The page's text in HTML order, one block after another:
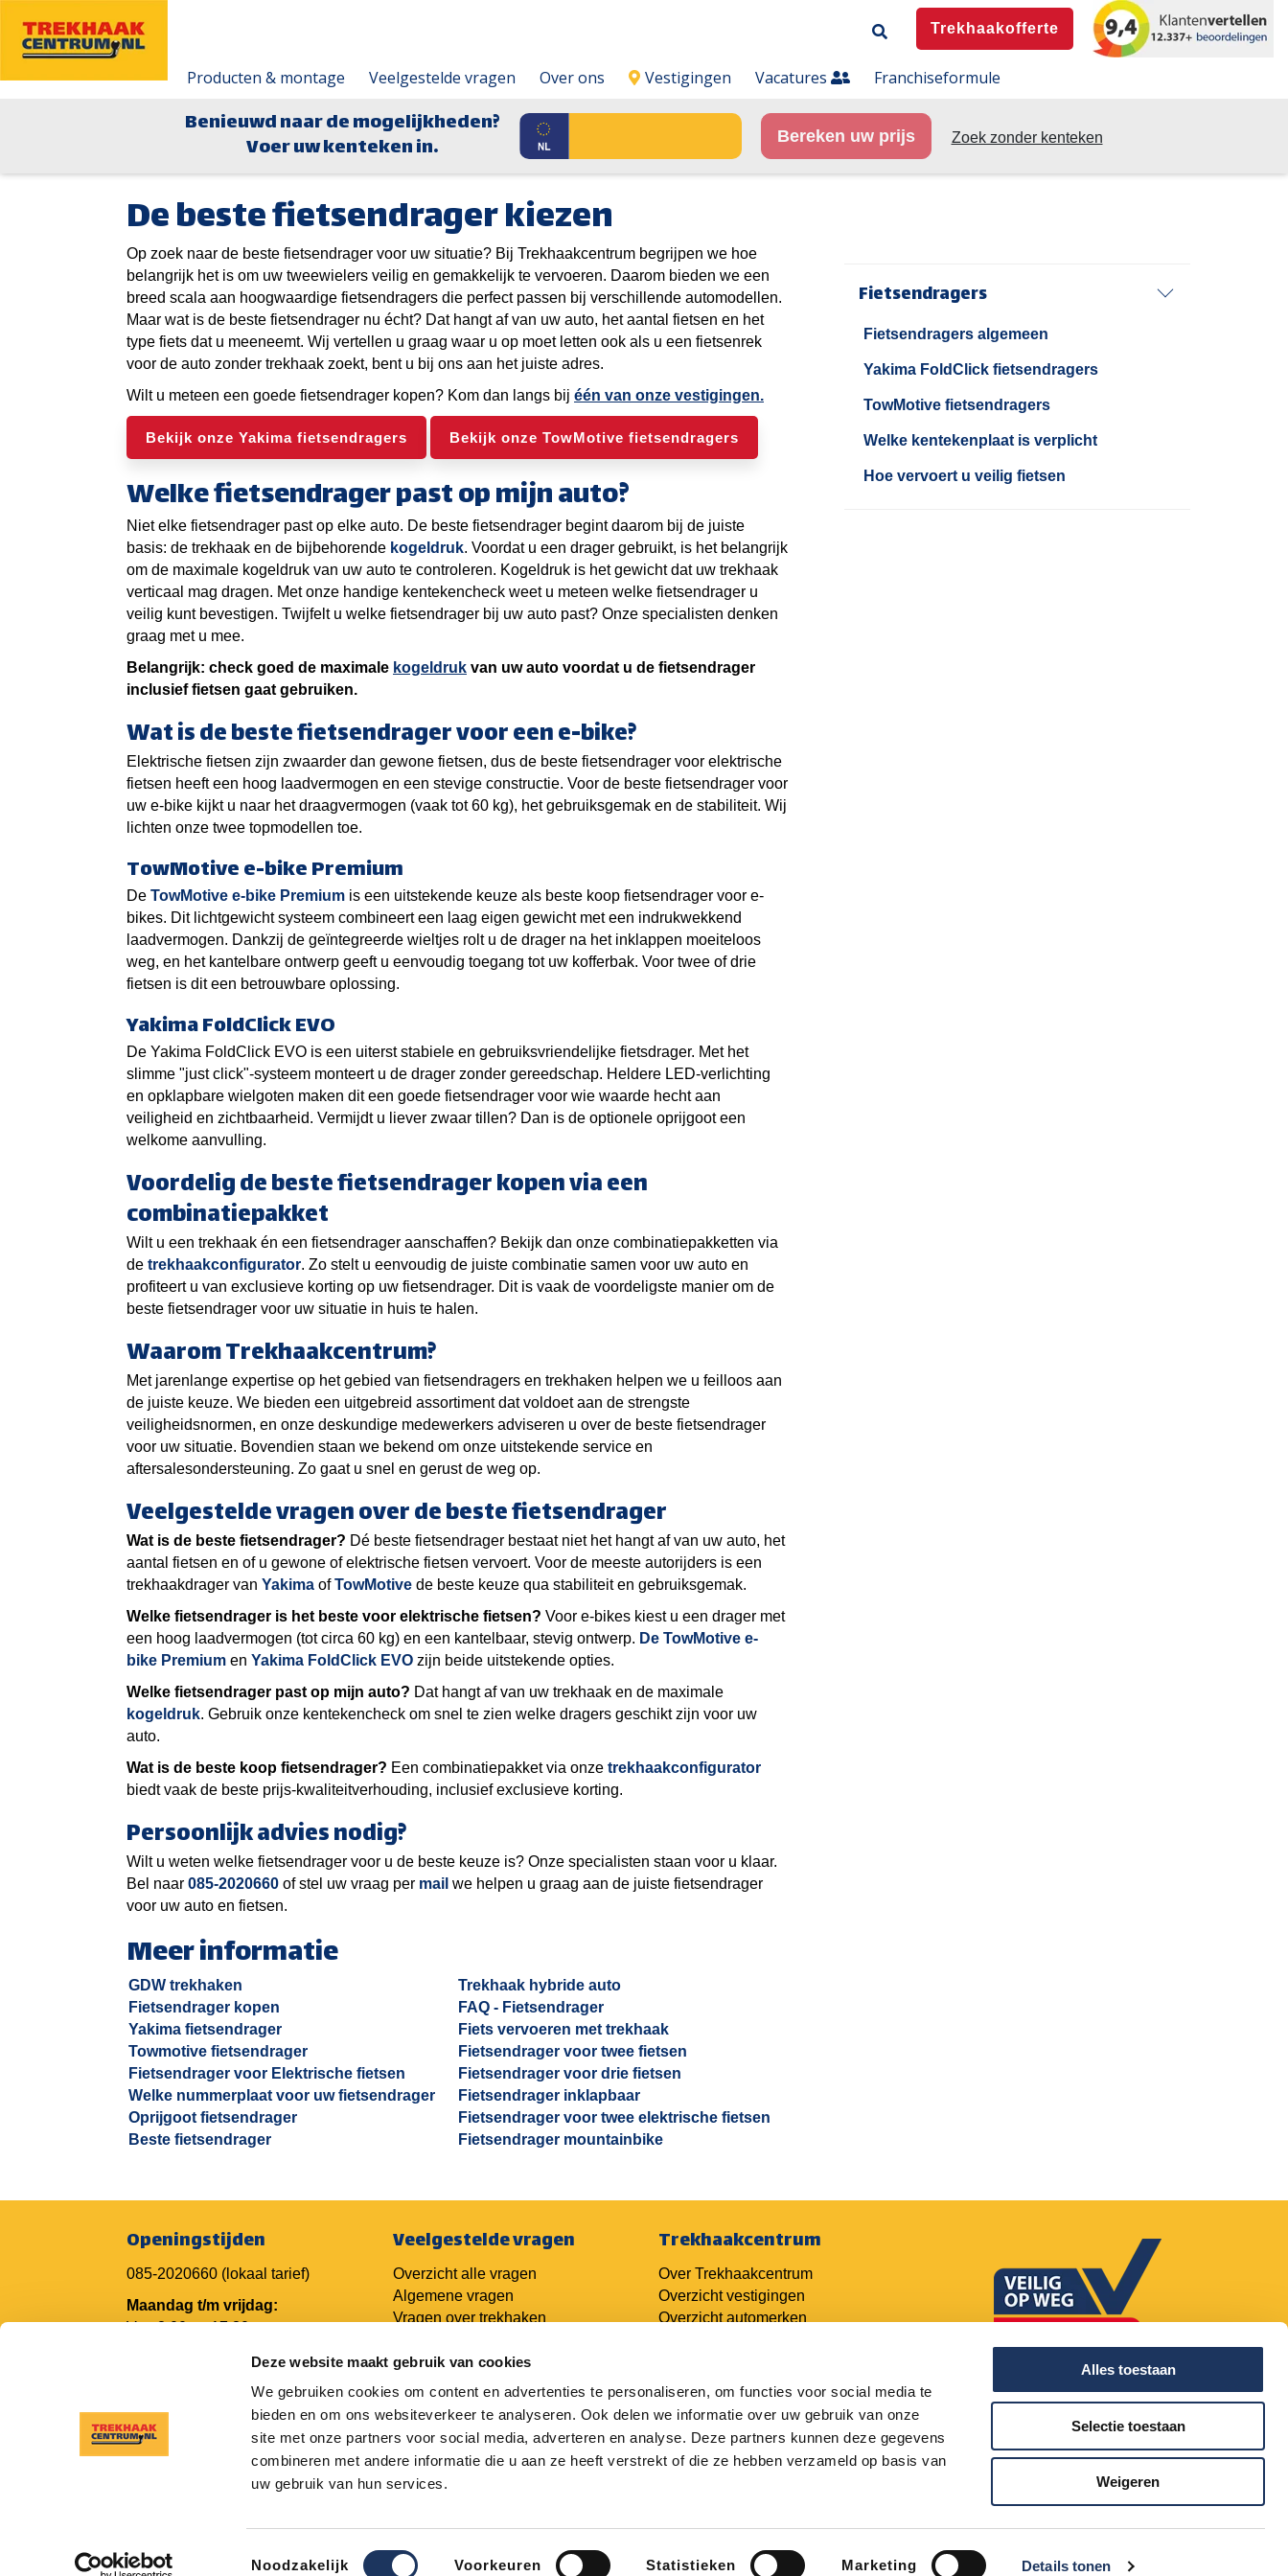
Deze website maakt gebruik van cookies
We gebruiken cookies om content en advertenties te personaliseren, om functies voor social media te
bieden en om ons websiteverkeer te analyseren. Ook delen we informatie over uw gebruik van onze
site met onze partners voor social media, adverteren en analyse. Deze partners kunnen deze gegevens
combineren met andere informatie die u aan ze heeft verstrekt of die ze hebben verzameld op basis van
uw gebruik van hun services.
Toestemmingsselectie
Noodzakelijk Voorkeuren Statistieken Marketing Details tonen
Alles toestaan
Selectie toestaan
Weigeren
Trekhaakofferte
Producten & montage Veelgestelde vragen Over ons Vestigingen Vacatures Franchiseformule
Benieuwd naar de mogelijkheden?
Voer uw kenteken in. Bereken uw prijs Zoek zonder kenteken
De beste fietsendrager kiezen
Op zoek naar de beste fietsendrager voor uw situatie? Bij Trekhaakcentrum begrijpen we hoe
belangrijk het is om uw tweewielers veilig en gemakkelijk te vervoeren. Daarom bieden we een
breed scala aan hoogwaardige fietsendragers die perfect passen bij verschillende automodellen.
Maar wat is de beste fietsendrager nu écht? Dat hangt af van uw auto, het aantal fietsen en het
type fiets dat u meeneemt. Wij vertellen u graag waar u op moet letten ook als u een fietsenrek
voor de auto zonder trekhaak zoekt, bent u bij ons aan het juiste adres.
Wilt u meteen een goede fietsendrager kopen? Kom dan langs bij één van onze vestigingen.
Bekijk onze Yakima fietsendragers Bekijk onze TowMotive fietsendragers
Welke fietsendrager past op mijn auto?
Niet elke fietsendrager past op elke auto. De beste fietsendrager begint daarom bij de juiste
basis: de trekhaak en de bijbehorende kogeldruk. Voordat u een drager gebruikt, is het belangrijk
om de maximale kogeldruk van uw auto te controleren. Kogeldruk is het gewicht dat uw trekhaak
verticaal mag dragen. Met onze handige kentekencheck weet u meteen welke fietsendrager u
veilig kunt bevestigen. Twijfelt u welke fietsendrager bij uw auto past? Onze specialisten denken
graag met u mee.
Belangrijk: check goed de maximale kogeldruk van uw auto voordat u de fietsendrager
inclusief fietsen gaat gebruiken.
Wat is de beste fietsendrager voor een e-bike?
Elektrische fietsen zijn zwaarder dan gewone fietsen, dus de beste fietsendrager voor elektrische
fietsen heeft een hoog laadvermogen en een stevige constructie. Voor de beste fietsendrager voor
uw e-bike kijkt u naar het draagvermogen (vaak tot 60 kg), het gebruiksgemak en de stabiliteit. Wij
lichten onze twee topmodellen toe.
TowMotive e-bike Premium
De TowMotive e-bike Premium is een uitstekende keuze als beste koop fietsendrager voor e-
bikes. Dit lichtgewicht systeem combineert een laag eigen gewicht met een indrukwekkend
laadvermogen. Dankzij de geïntegreerde wieltjes rolt u de drager na het inklappen moeiteloos
weg, en het kantelbare ontwerp geeft u eenvoudig toegang tot uw kofferbak. Voor twee of drie
fietsen is dit een betrouwbare oplossing.
Yakima FoldClick EVO
De Yakima FoldClick EVO is een uiterst stabiele en gebruiksvriendelijke fietsdrager. Met het
slimme "just click"-systeem monteert u de drager zonder gereedschap. Heldere LED-verlichting
en opklapbare wielgoten maken dit een goede fietsendrager voor wie waarde hecht aan
veiligheid en zichtbaarheid. Vermijdt u liever zwaar tillen? Dan is de optionele oprijgoot een
welkome aanvulling.
Voordelig de beste fietsendrager kopen via een
combinatiepakket
Wilt u een trekhaak én een fietsendrager aanschaffen? Bekijk dan onze combinatiepakketten via
de trekhaakconfigurator. Zo stelt u eenvoudig de juiste combinatie samen voor uw auto en
profiteert u van exclusieve korting op uw fietsendrager. Dit is vaak de voordeligste manier om de
beste fietsendrager voor uw situatie in huis te halen.
Waarom Trekhaakcentrum?
Met jarenlange expertise op het gebied van fietsendragers en trekhaken helpen we u feilloos aan
de juiste keuze. We bieden een uitgebreid assortiment dat voldoet aan de strengste
veiligheidsnormen, en onze deskundige medewerkers adviseren u over de beste fietsendrager
voor uw situatie. Bovendien staan we bekend om onze uitstekende service en
aftersalesondersteuning. Zo gaat u snel en gerust de weg op.
Veelgestelde vragen over de beste fietsendrager
Wat is de beste fietsendrager? Dé beste fietsendrager bestaat niet het hangt af van uw auto, het
aantal fietsen en of u gewone of elektrische fietsen vervoert. Voor de meeste autorijders is een
trekhaakdrager van Yakima ofTowMotive de beste keuze qua stabiliteit en gebruiksgemak.
Welke fietsendrager is het beste voor elektrische fietsen? Voor e-bikes kiest u een drager met
een hoog laadvermogen (tot circa 60 kg) en een kantelbaar, stevig ontwerp. De TowMotive e-
bike Premium en Yakima FoldClick EVO zijn beide uitstekende opties.
Welke fietsendrager past op mijn auto? Dat hangt af van uw trekhaak en de maximale
kogeldruk. Gebruik onze kentekencheck om snel te zien welke dragers geschikt zijn voor uw
auto.
Wat is de beste koop fietsendrager? Een combinatiepakket via onze trekhaakconfigurator
biedt vaak de beste prijs-kwaliteitverhouding, inclusief exclusieve korting.
Persoonlijk advies nodig?
Wilt u weten welke fietsendrager voor u de beste keuze is? Onze specialisten staan voor u klaar.
Bel naar 085-2020660 of stel uw vraag per mail we helpen u graag aan de juiste fietsendrager
voor uw auto en fietsen.
Meer informatie
GDW trekhaken
Fietsendrager kopen
Yakima fietsendrager
Towmotive fietsendrager
Fietsendrager voor Elektrische fietsen
Welke nummerplaat voor uw fietsendrager
Oprijgoot fietsendrager
Beste fietsendrager
Trekhaak hybride auto
FAQ - Fietsendrager
Fiets vervoeren met trekhaak
Fietsendrager voor twee fietsen
Fietsendrager voor drie fietsen
Fietsendrager inklapbaar
Fietsendrager voor twee elektrische fietsen
Fietsendrager mountainbike
Fietsendragers
Fietsendragers algemeen
Yakima FoldClick fietsendragers
TowMotive fietsendragers
Welke kentekenplaat is verplicht
Hoe vervoert u veilig fietsen
Openingstijden
085-2020660 (lokaal tarief)
Maandag t/m vrijdag:
Van 8.00 tot 17.30 uur
Veelgestelde vragen
Overzicht alle vragen
Algemene vragen
Vragen over trekhaken
Vragen over techniek
Camper trekhaken
Trekhaakofferte aanvragen
Trekhaakcentrum
Over Trekhaakcentrum
Overzicht vestigingen
Overzicht automerken
Franchiseformule
Login oude portal
Login nieuwe portal